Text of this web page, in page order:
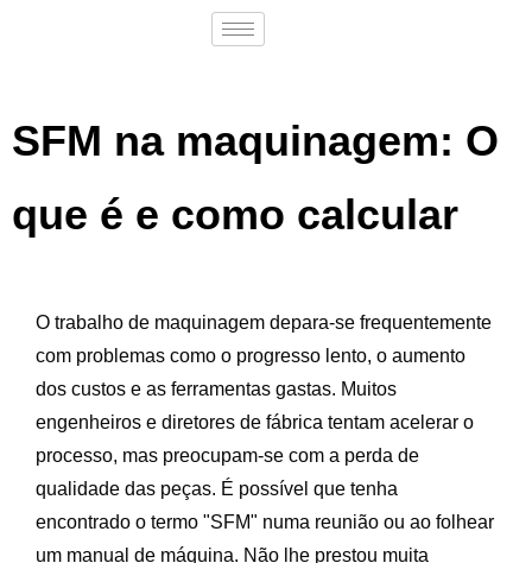
SFM na maquinagem: O
que é e como calcular
O trabalho de maquinagem depara-se frequentemente
com problemas como o progresso lento, o aumento
dos custos e as ferramentas gastas. Muitos
engenheiros e diretores de fábrica tentam acelerar o
processo, mas preocupam-se com a perda de
qualidade das peças. É possível que tenha
encontrado o termo "SFM" numa reunião ou ao folhear
um manual de máquina. Não lhe prestou muita